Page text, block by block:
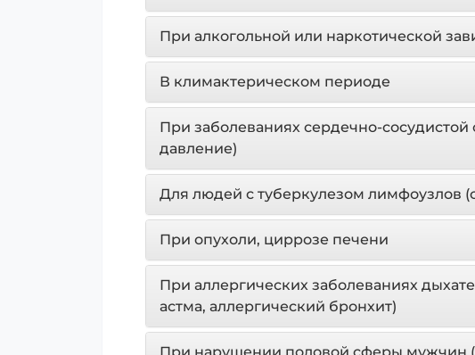
При алкогольной или наркотической
В климактерическом периоде
При заболеваниях сердечно-
давление)
Для людей с туберкулезом лимфоузлов
При опухоли, циррозе печени
При аллергических заболеваниях
астма, аллергический бронхит)